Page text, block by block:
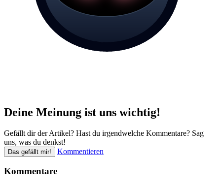
Deine Meinung ist uns wichtig!
Gefällt dir der Artikel? Hast du irgendwelche Kommentare? Sag
uns, was du denkst!
Das gefällt mir! Kommentieren
Kommentare